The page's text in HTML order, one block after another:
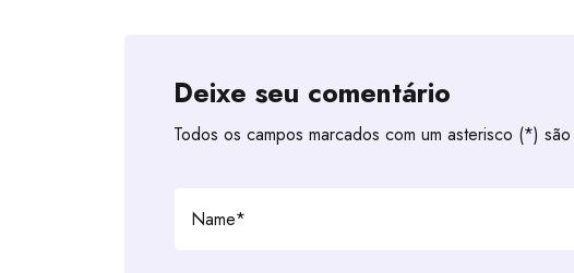
Deixe seu comentário
Todos os campos marcados com um asterisco (*)